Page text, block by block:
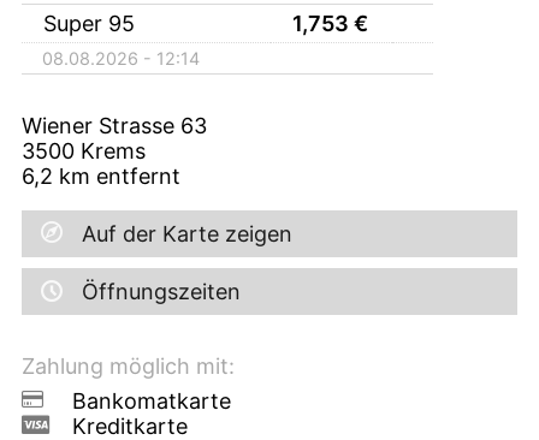
Super 95 1,753 €
08.08.2026 - 12:14
Wiener Strasse 63
3500 Krems
6,2 km entfernt
Auf der Karte zeigen
Öffnungszeiten
Zahlung möglich mit:
Bankomatkarte
Kreditkarte